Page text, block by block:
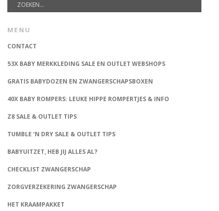
MENU
CONTACT
53X BABY MERKKLEDING SALE EN OUTLET WEBSHOPS
GRATIS BABYDOZEN EN ZWANGERSCHAPSBOXEN
40X BABY ROMPERS: LEUKE HIPPE ROMPERTJES & INFO
Z8 SALE & OUTLET TIPS
TUMBLE ‘N DRY SALE & OUTLET TIPS
BABYUITZET, HEB JIJ ALLES AL?
CHECKLIST ZWANGERSCHAP
ZORGVERZEKERING ZWANGERSCHAP
HET KRAAMPAKKET